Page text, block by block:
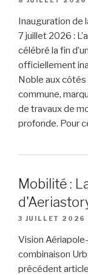
Inauguration de
7 juillet 2026 :
célébré la fin
officiellement
Noble aux côtés
commune,
de travaux de
profonde. Pour
Mobilité :
3 JUILLET 2026
Vision
combinaison
précédent